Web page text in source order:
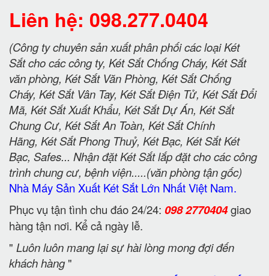
Liên hệ: 098.277.0404
(Công ty chuyên sản xuất phân phối các loại Két
Sắt cho các công ty, Két Sắt Chống Cháy, Két Sắt
văn phòng, Két Sắt Văn Phòng, Két Sắt Chống
Cháy, Két Sắt Vân Tay, Két Sắt Điện Tử, Két Sắt Đổi
Mã, Két Sắt Xuất Khẩu, Két Sắt Dự Án, Két Sắt
Chung Cư, Két Sắt An Toàn, Két Sắt Chính
Hãng, Két Sắt Phong Thuỷ, Két Bạc, Két Sắt Két
Bạc, Safes... Nhận đặt Két Sắt lắp đặt cho các công
trình chung cư, bệnh viện.....(văn phòng tận gốc)
Nhà Máy Sản Xuất Két Sắt Lớn Nhất Việt Nam.
Phục vụ tận tình chu đáo 24/24: 098 2770404giao
hàng tận nơi. Kể cả ngày lễ.
" Luôn luôn mang lại sự hài lòng mong đợi đến
khách hàng"